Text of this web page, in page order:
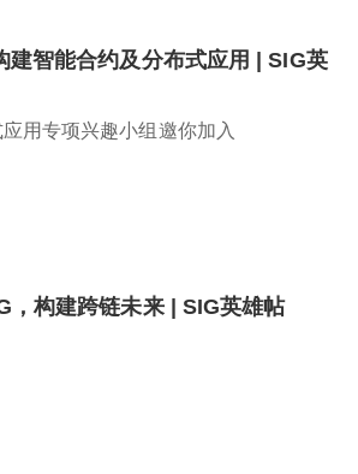
建智能合约及分布式应用 | SIG英
用专项兴趣小组邀你加入
，构建跨链未来 | SIG英雄帖